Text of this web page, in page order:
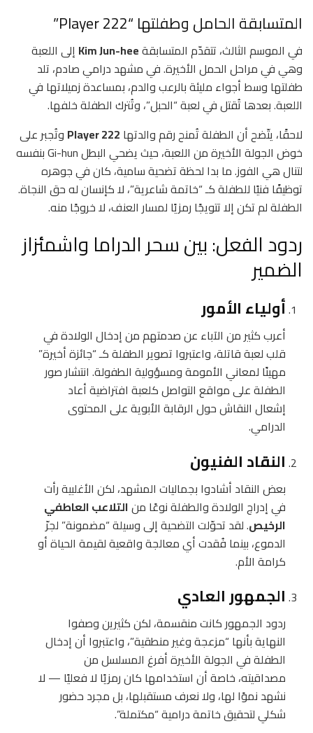
المتسابقة الحامل وطفلتها “Player 222”
في الموسم الثالث، تتقدّم المتسابقةKim Jun-hee إلى اللعبة
وهي في مراحل الحمل الأخيرة. في مشهد درامي صادم، تلد
طفلتها وسط أجواء مليئة بالرعب والدم، بمساعدة زميلاتها في
اللعبة. بعدها تُقتل في لعبة “الحبل”، وتُترك الطفلة خلفها.
لاحقًا، يتّضح أن الطفلة تُمنح رقم والدتها Player 222 وتُجبر على
خوض الجولة الأخيرة من اللعبة، حيث يضحي البطل Gi-hun بنفسه
لتنال هي الفوز. ما بدا لحظة تضحية سامية، كان في جوهره
توظيفًا فنيًا للطفلة كـ “خاتمة شاعرية”، لا كإنسان له حق النجاة.
الطفلة لم تكن إلا تتويجًا رمزيًا لمسار العنف، لا خروجًا منه.
ردود الفعل: بين سحر الدراما واشمئزاز
الضمير
أولياء الأمور
أعرب كثير من الآباء عن صدمتهم من إدخال الولادة في
قلب لعبة قاتلة، واعتبروا تصوير الطفلة كـ “جائزة أخيرة”
مهينًا لمعاني الأمومة ومسؤولية الطفولة. انتشار صور
الطفلة على مواقع التواصل كلعبة افتراضية أعاد
إشعال النقاش حول الرقابة الأبوية على المحتوى
الدرامي.
النقاد الفنيون
بعض النقاد أشادوا بجماليات المشهد، لكن الأغلبية رأت
في إدراج الولادة والطفلة نوعًا منالتلاعب العاطفي
الرخيص. لقد تحوّلت التضحية إلى وسيلة “مضمونة” لجرّ
الدموع، بينما فُقدت أي معالجة واقعية لقيمة الحياة أو
كرامة الأم.
الجمهور العادي
ردود الجمهور كانت منقسمة، لكن كثيرين وصفوا
النهاية بأنها “مزعجة وغير منطقية”، واعتبروا أن إدخال
الطفلة في الجولة الأخيرة أفرغ المسلسل من
مصداقيته، خاصة أن استخدامها كان رمزيًا لا فعليًا — لا
نشهد نموًا لها، ولا نعرف مستقبلها، بل مجرد حضور
شكلي لتحقيق خاتمة درامية “مكتملة”.